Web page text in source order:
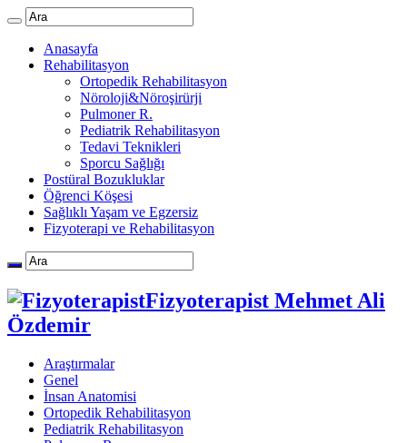
Anasayfa
Rehabilitasyon
Ortopedik Rehabilitasyon
Nöroloji&Nöroşirürji
Pulmoner R.
Pediatrik Rehabilitasyon
Tedavi Teknikleri
Sporcu Sağlığı
Postüral Bozukluklar
Öğrenci Köşesi
Sağlıklı Yaşam ve Egzersiz
Fizyoterapi ve Rehabilitasyon
Fizyoterapist Mehmet Ali
Özdemir
Araştırmalar
Genel
İnsan Anatomisi
Ortopedik Rehabilitasyon
Pediatrik Rehabilitasyon